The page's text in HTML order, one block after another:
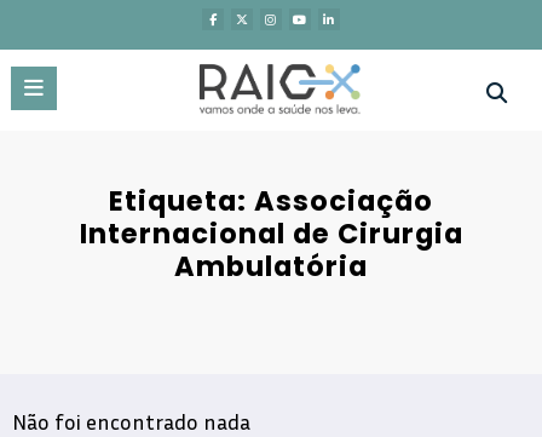
o
conteúdo
Etiqueta: Associação
Internacional de Cirurgia
Ambulatória
Não foi encontrado nada